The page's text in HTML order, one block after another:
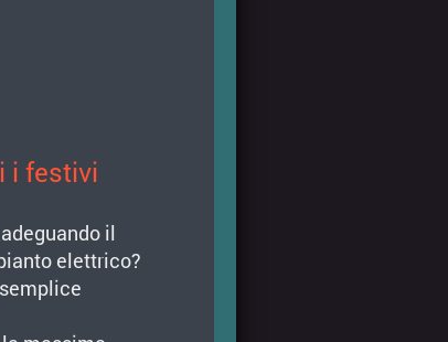
i festivi
il
elettrico?